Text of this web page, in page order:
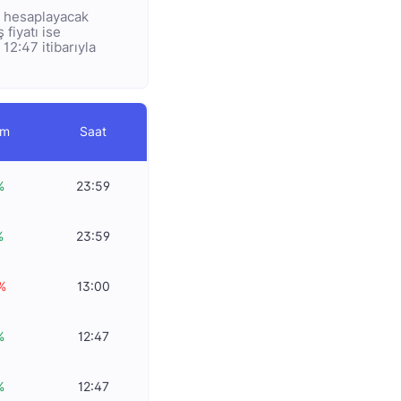
hesaplayacak
fiyatı ise
itibarıyla
Saat
23:59
23:59
13:00
12:47
12:47